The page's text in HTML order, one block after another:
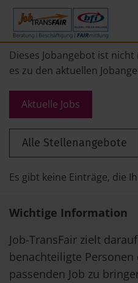
Dieses Jobangebot ist
es zu den aktuellen
Aktuelle Jobs
Alle Stellenangebote
Es gibt keine Einträge, die
Wichtige Information
Job-TransFair zielt
benachteiligte
passenden Job zu
Mein Weg zum
Beschäftigung
FAIRmittlung
ÜBER UNS
KI-Manifest
Ergebnisse
Geschichte
News
Newsletter
Standorte
Interner
JobImpuls
Zeiterfassung